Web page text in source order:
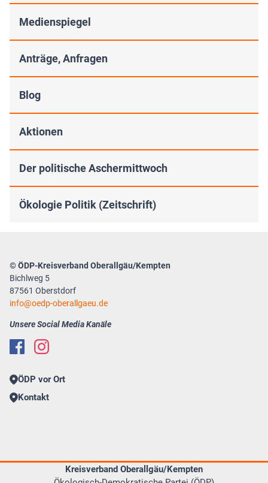
Medienspiegel
Anträge, Anfragen
Blog
Aktionen
Der politische Aschermittwoch
Ökologie Politik (Zeitschrift)
© ÖDP-Kreisverband Oberallgäu/Kempten
Bichlweg 5
87561 Oberstdorf
info
oedp-oberallgaeu.de
Unsere Social Media Kanäle
ÖDP vor Ort
Kontakt
Kreisverband Oberallgäu/Kempten